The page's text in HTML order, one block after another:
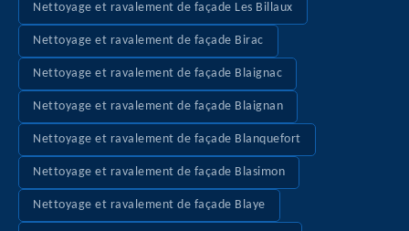
Nettoyage et ravalement de façade Les Billaux
Nettoyage et ravalement de façade Birac
Nettoyage et ravalement de façade Blaignac
Nettoyage et ravalement de façade Blaignan
Nettoyage et ravalement de façade Blanquefort
Nettoyage et ravalement de façade Blasimon
Nettoyage et ravalement de façade Blaye